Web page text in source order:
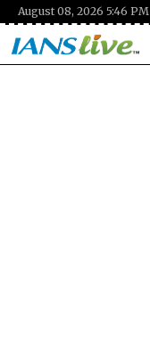
August 08, 2026 5:46 PM